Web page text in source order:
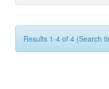
Results 1-4 of 4 (Search